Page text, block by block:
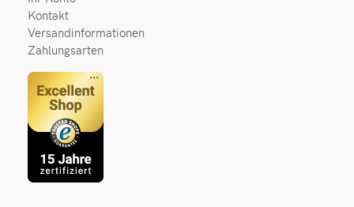
Kontakt
Versandinformationen
Zahlungsarten